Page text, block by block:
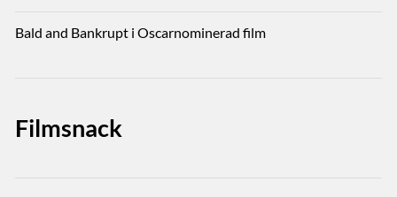
Bald and Bankrupt i Oscarnominerad film
Filmsnack